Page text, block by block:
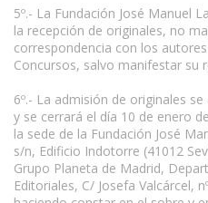
5º.- La Fundación José Manuel
la recepción de originales, no
correspondencia con los
Concursos, salvo manifestar su
6º.- La admisión de originales
y se cerrará el día 10 de enero
la sede de la Fundación José
s/n, Edificio Indotorre (41012
Grupo Planeta de Madrid,
Editoriales, C/ Josefa Valcárcel,